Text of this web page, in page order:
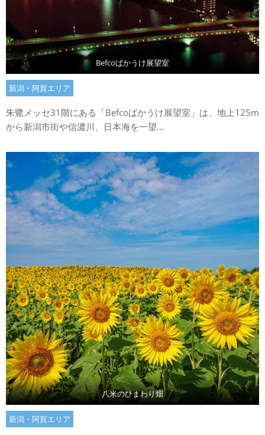
Befcoばかうけ展望室
新潟・阿賀エリア
朱鷺メッセ31階にある「Befcoばかうけ展望室」は、地上125m
から新潟市街や信濃川、日本海を一望...
八米のひまわり畑
新潟・阿賀エリア